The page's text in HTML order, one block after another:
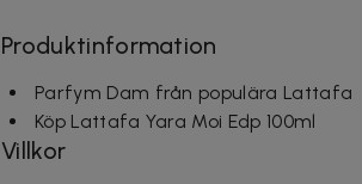
Produktinformation
Parfym Dam från populära Lattafa
Köp Lattafa Yara Moi Edp 100ml
Villkor